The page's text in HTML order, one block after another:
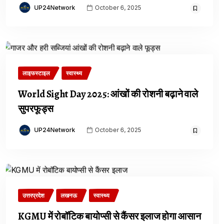
UP24Network October 6, 2025
लाइफस्टाइल स्वास्थ्य
World Sight Day 2025: आंखों की रोशनी बढ़ाने वाले
सुपरफूड्स
UP24Network October 6, 2025
उत्तरप्रदेश लखनऊ स्वास्थ्य
KGMU में रोबॉटिक बायोप्सी से कैंसर इलाज होगा आसान